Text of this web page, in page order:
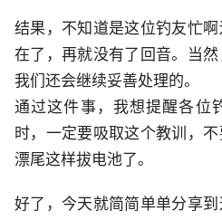
结果，不知道是这位钓友忙
在了，再就没有了回音。当然
我们还会继续妥善处理的。
通过这件事，我想提醒各位
时，一定要吸取这个教训，
漂尾这样拔电池了。
好了，今天就简简单单分享